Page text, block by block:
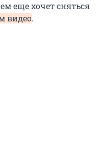
еще хочет сняться
видео.